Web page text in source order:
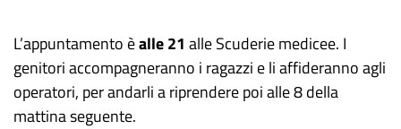
L’appuntamento èalle 21 alle Scuderie medicee. I
genitori accompagneranno i ragazzi e li affideranno agli
operatori, per andarli a riprendere poi alle 8 della
mattina seguente.